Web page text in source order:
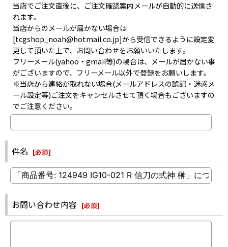
当店でご注文直後に、ご注文確認案内メールが自動的に送信さ
れます。
当店からのメールが届かない場合は
[tcgshop_noah@hotmail.co.jp]から受信できるように設定変
更して頂いた上で、お問い合わせをお願いいたします。
フリーメール(yahoo・gmail等)の場合は、メールが届かない事
がございますので、フリーメール以外で登録をお願いします。
※当店から連絡が取れない場合(メールアドレスの誤記・迷惑メ
ール設定等)ご注文をキャンセルさせて頂く場合もございますの
でご注意ください。
件名 [必須]
お問い合わせ内容 [必須]